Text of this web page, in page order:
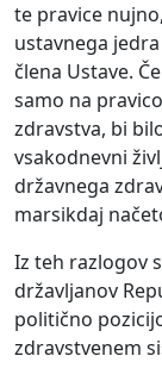
te pravice
ustavnega
člena Ustave.
samo na
zdravstva, bi
vsakodnevni
državnega
marsikdaj
Iz teh razlogov
državljanov
politično
zdravstvenem